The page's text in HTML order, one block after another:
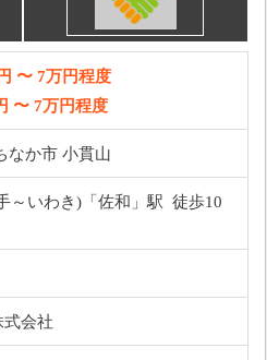
〜 7万円程度
〜 7万円程度
なか市 小貫山
～いわき)「佐和」駅 徒歩10
式会社